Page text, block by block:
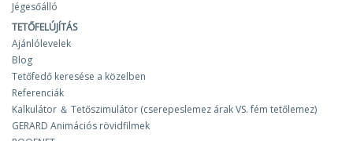
Jégesőálló
TETŐFELÚJÍTÁS
Ajánlólevelek
Blog
Tetőfedő keresése a közelben
Referenciák
Kalkulátor ＆ Tetőszimulátor (cserepeslemez árak VS. fém tetőlemez)
GERARD Animációs rövidfilmek